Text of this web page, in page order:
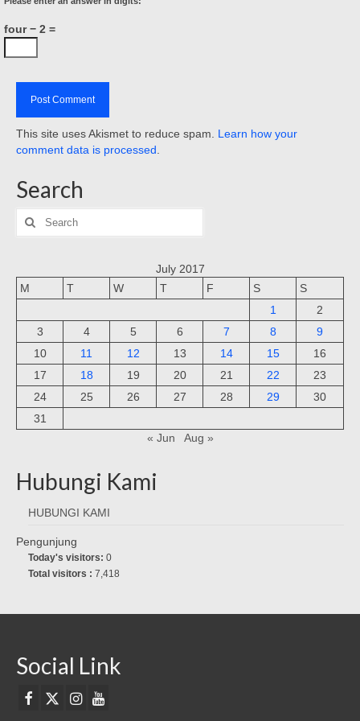
four − 2 =
This site uses Akismet to reduce spam. Learn how your
comment data is processed.
Search
Search
for:
July 2017
M
T W T F S
S
1
2
3
4 5 6 7 8
9
10
11 12 13 14 15
16
17
18 19 20 21 22
23
24
25 26 27 28 29
30
31
« Jun
Aug »
Hubungi Kami
HUBUNGI KAMI
Pengunjung
Today's visitors: 0
Total visitors : 7,418
Social Link